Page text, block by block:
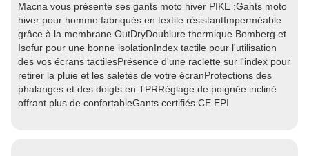
Macna vous présente ses gants moto hiver PIKE :Gants moto
hiver pour homme fabriqués en textile résistantImperméable
grâce à la membrane OutDryDoublure thermique Bemberg et
Isofur pour une bonne isolationIndex tactile pour l'utilisation
des vos écrans tactilesPrésence d'une raclette sur l'index pour
retirer la pluie et les saletés de votre écranProtections des
phalanges et des doigts en TPRRéglage de poignée incliné
offrant plus de confortableGants certifiés CE EPI